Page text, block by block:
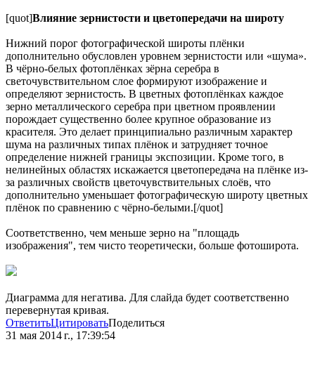
[quot]Влияние зернистости и цветопередачи на широту
Нижний порог фотографической широты плёнки
дополнительно обусловлен уровнем зернистости или «шума».
В чёрно-белых фотоплёнках зёрна серебра в
светочувствительном слое формируют изображение и
определяют зернистость. В цветных фотоплёнках каждое
зерно металлического серебра при цветном проявлении
порождает существенно более крупное образование из
красителя. Это делает принципиально различным характер
шума на различных типах плёнок и затрудняет точное
определение нижней границы экспозиции. Кроме того, в
нелинейных областях искажается цветопередача на плёнке из-
за различных свойств цветочувствительных слоёв, что
дополнительно уменьшает фотографическую широту цветных
плёнок по сравнению с чёрно-белыми.[/quot]
Соответственно, чем меньше зерно на "площадь
изображения", тем чисто теоретически, больше фотоширота.
Диаграмма для негатива. Для слайда будет соответственно
перевернутая кривая.
ОтветитьЦитироватьПоделиться
31 мая 2014 г., 17:39:54